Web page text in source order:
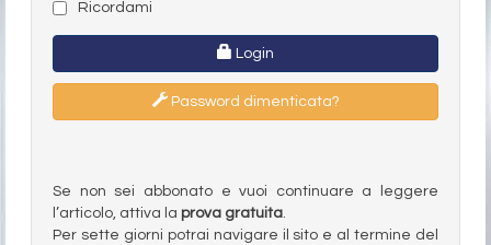
Ricordami
Login
Password dimenticata?
Se non sei abbonato e vuoi continuare a leggere
l’articolo, attiva la prova gratuita.
Per sette giorni potrai navigare il sito e al termine del